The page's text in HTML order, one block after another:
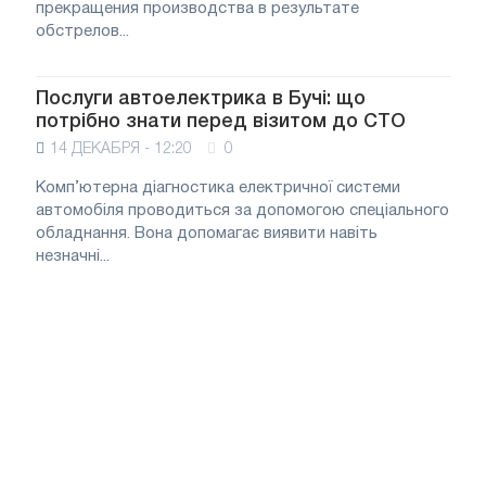
прекращения производства в результате
обстрелов...
Послуги автоелектрика в Бучі: що
потрібно знати перед візитом до СТО
14 ДЕКАБРЯ - 12:20 0
Комп’ютерна діагностика електричної системи
автомобіля проводиться за допомогою спеціального
обладнання. Вона допомагає виявити навіть
незначні...